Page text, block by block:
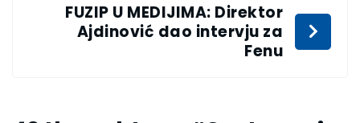
FUZIP U MEDIJIMA: Direktor
Ajdinović dao intervju za
Fenu